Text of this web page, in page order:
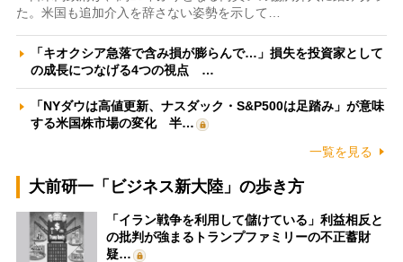
た。米国も追加介入を辞さない姿勢を示して…
「キオクシア急落で含み損が膨らんで…」損失を投資家として
の成長につなげる4つの視点 …
「NYダウは高値更新、ナスダック・S&P500は足踏み」が意味
する米国株市場の変化 半…
一覧を見る
大前研一「ビジネス新大陸」の歩き方
「イラン戦争を利用して儲けている」利益相反と
の批判が強まるトランプファミリーの不正蓄財
疑…